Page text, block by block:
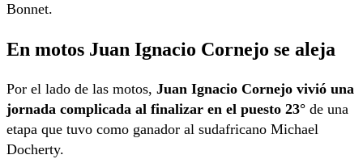
Bonnet.
En motos Juan Ignacio Cornejo se aleja
Por el lado de las motos, Juan Ignacio Cornejo vivió una
jornada complicada al finalizar en el puesto 23° de una
etapa que tuvo como ganador al sudafricano Michael
Docherty.